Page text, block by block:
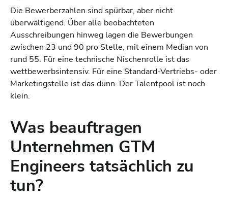
Die Bewerberzahlen sind spürbar, aber nicht
überwältigend. Über alle beobachteten
Ausschreibungen hinweg lagen die Bewerbungen
zwischen 23 und 90 pro Stelle, mit einem Median von
rund 55. Für eine technische Nischenrolle ist das
wettbewerbsintensiv. Für eine Standard-Vertriebs- oder
Marketingstelle ist das dünn. Der Talentpool ist noch
klein.
Was beauftragen
Unternehmen GTM
Engineers tatsächlich zu
tun?